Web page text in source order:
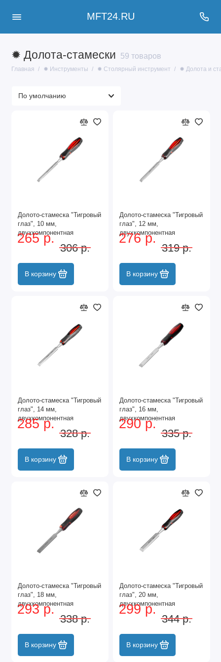
MFT24.RU
✹ Долота-стамески 59 товаров
Главная ✹ Инструменты ✹ Столярный инструмент ✹ Долота и
Долото-стамеска "Тигровый
глаз", 10 мм,
двухкомпонентная
обрезиненная рукоятка
265 р.
306 р.
В корзину
Долото-стамеска "Тигровый
глаз", 12 мм,
двухкомпонентная
обрезиненная рукоятка
276 р.
319 р.
В корзину
Долото-стамеска "Тигровый
глаз", 14 мм,
двухкомпонентная
обрезиненная рукоятка
285 р.
328 р.
В корзину
Долото-стамеска "Тигровый
глаз", 16 мм,
двухкомпонентная
обрезиненная рукоятка
290 р.
335 р.
В корзину
Долото-стамеска "Тигровый
глаз", 18 мм,
двухкомпонентная
обрезиненная рукоятка
293 р.
338 р.
В корзину
Долото-стамеска "Тигровый
глаз", 20 мм,
двухкомпонентная
обрезиненная рукоятка
299 р.
344 р.
В корзину